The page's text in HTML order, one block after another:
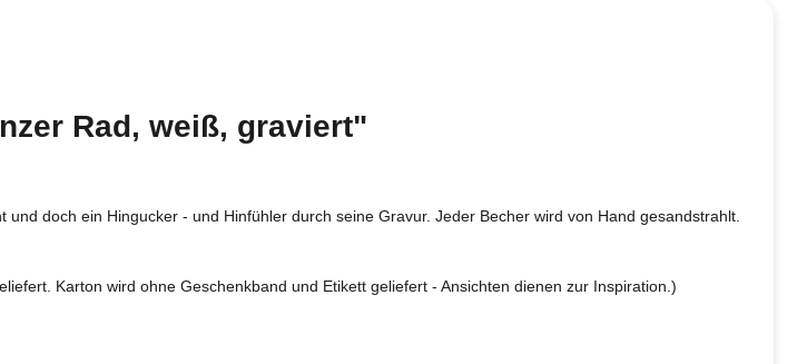
Rad, weiß, graviert"
doch ein Hingucker - und Hinfühler durch seine Gravur. Jeder Becher wird von Hand gesandstrahlt.
Karton wird ohne Geschenkband und Etikett geliefert - Ansichten dienen zur Inspiration.)